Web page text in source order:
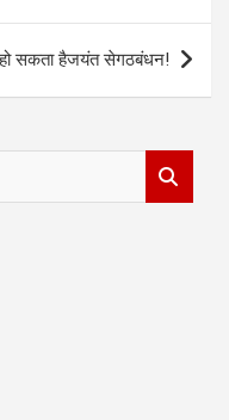
सकता हैजयंत सेगठबंधन!